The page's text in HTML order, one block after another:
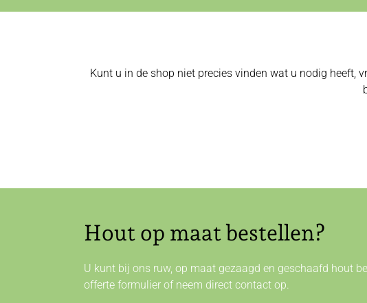
Kunt u in de shop niet precies vinden wat u nodig heeft,
Hout op maat bestellen?
U kunt bij ons ruw, op maat gezaagd en geschaafd hout
offerte formulier of neem direct contactop.